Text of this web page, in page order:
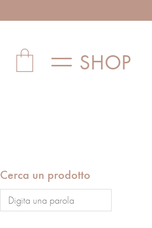
SHOP
Cerca un prodotto